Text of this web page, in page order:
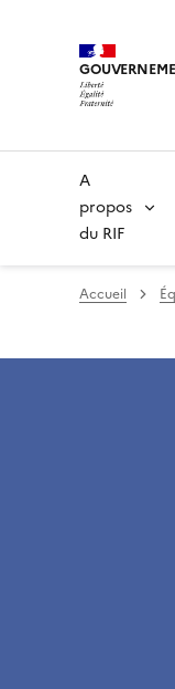
A
propos
du RIF
Accueil